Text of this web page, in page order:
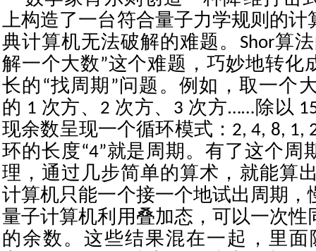
上构造了一台符合量子力学规则的计
典计算机无法破解的难题。Shor算
解一个大数”这个难题，巧妙地转化
长的“找周期”问题。例如，取一个
的 1 次方、2 次方、3 次方……除以
现余数呈现一个循环模式：2, 4, 8, 1,
环的长度“4”就是周期。有了这个周
理，通过几步简单的算术，就能算
计算机只能一个接一个地试出周期，
量子计算机利用叠加态，可以一次性
的余数。这些结果混在一起，里面